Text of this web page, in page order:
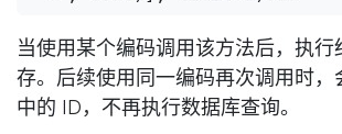
当使用某个编码调用该方法后，执行
存。后续使用同一编码再次调用时，
中的 ID，不再执行数据库查询。